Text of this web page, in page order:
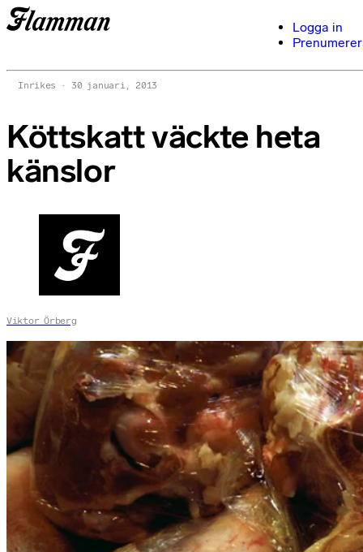
Logga in
Inrikes 30 januari, 2013
Köttskatt väckte heta
känslor
Viktor Örberg